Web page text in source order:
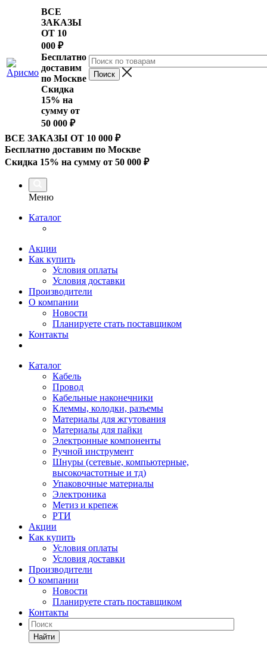
ВСЕ
ЗАКАЗЫ
ОТ 10
000 ₽
Бесплатно
доставим
по Москве
Скидка
15% на
сумму от
50 000 ₽
ВСЕ ЗАКАЗЫ ОТ 10 000 ₽
Бесплатно доставим по Москве
Скидка 15% на сумму от 50 000 ₽
Меню
Каталог
Акции
Как купить
Условия оплаты
Условия доставки
Производители
О компании
Новости
Планируете стать поставщиком
Контакты
Каталог
Кабель
Провод
Кабельные наконечники
Клеммы, колодки, разъемы
Материалы для жгутования
Материалы для пайки
Электронные компоненты
Ручной инструмент
Шнуры (сетевые, компьютерные,
высокочастотные и тд)
Упаковочные материалы
Электроника
Метиз и крепеж
РТИ
Акции
Как купить
Условия оплаты
Условия доставки
Производители
О компании
Новости
Планируете стать поставщиком
Контакты
Найти